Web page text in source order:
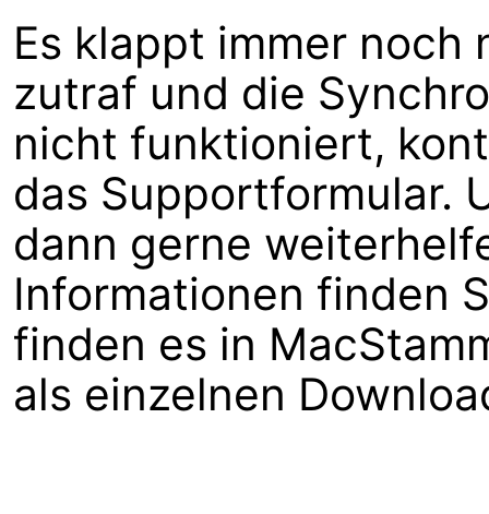
Es klappt immer noch
zutraf und die
nicht funktioniert,
das Supportformular.
dann gerne
Informationen finden
finden es in
als einzelnen